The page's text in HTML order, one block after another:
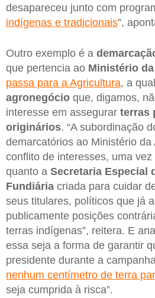
desapareceu junto com
indígenas e tradicionais”,
Outro exemplo é a
que pertencia ao Ministério
passa para a Agricultura, a
agronegócio que, digamos,
interesse em assegurar terras
originários. “A subordinação
demarcatórios ao Ministério
conflito de interesses, uma
quanto a Secretaria Especial
Fundiária criada para cuidar
seus titulares, políticos que já
publicamente posições
terras indígenas”, reitera. E
essa seja a forma de garantir
presidente durante a
nenhum centímetro de terra
seja cumprida à risca”.